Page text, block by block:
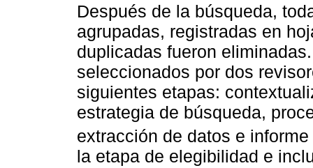
Después de la búsqueda,
agrupadas, registradas en
duplicadas fueron
seleccionados por dos
siguientes etapas:
estrategia de búsqueda,
extracción de datos e
la etapa de elegibilidad e